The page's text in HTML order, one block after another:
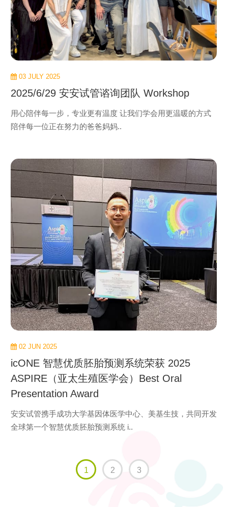
03 JULY 2025
2025/6/29 安安试管谘询团队 Workshop
用心陪伴每一步，专业更有温度 让我们学会用更温暖的方式
陪伴每一位正在努力的爸爸妈妈..
view
more
02 JUN 2025
icONE 智慧优质胚胎预测系统荣获 2025
ASPIRE（亚太生殖医学会）Best Oral
Presentation Award
安安试管携手成功大学基因体医学中心、美基生技，共同开发
全球第一个智慧优质胚胎预测系统 i..
1(current)
2 3